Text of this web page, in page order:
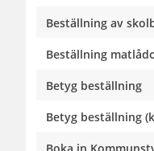
Beställning av
Beställning
Betyg beställning
Betyg beställning